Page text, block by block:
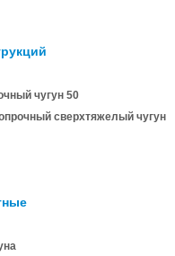
чугун 50
сверхтяжелый чугун